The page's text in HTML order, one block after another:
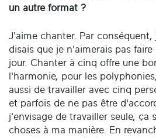
un autre format ?
J'aime chanter. Par
disais que je n'aimerais pas
jour. Chanter à cinq offre une
l'harmonie, pour les
aussi de travailler avec cinq
et parfois de ne pas être
j'envisage de travailler seule, ça
choses à ma manière. En